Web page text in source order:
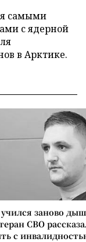
самыми
с ядерной
в Арктике.
заново
СВО
с